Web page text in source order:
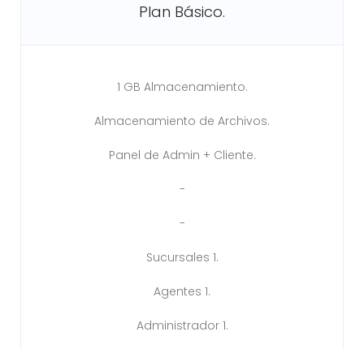
Plan Básico.
1 GB Almacenamiento.
Almacenamiento de Archivos.
Panel de Admin + Cliente.
-
-
Sucursales 1.
Agentes 1.
Administrador 1.